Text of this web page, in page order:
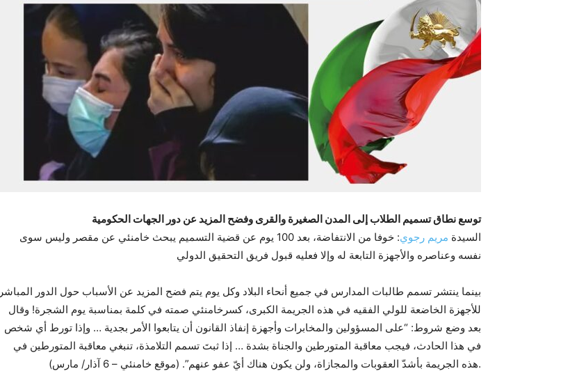
توسع نطاق تسميم الطلاب إلى المدن الصغيرة والقرى وفضح المزيد عن دور الجهات الحكومية
السيدة مريم رجوي
: خوفا من الانتفاضة، بعد 100 يوم عن قضية التسميم يبحث خامنئي عن مقصر وليس سوى
نفسه وعناصره والأجهزة التابعة له وإلا فعليه قبول فريق التحقيق الدولي
بينما ينتشر تسمم طالبات المدارس في جميع أنحاء البلاد وكل يوم يتم فضح المزيد عن الأسباب حول الدور المباشر
للأجهزة الخاضعة للولي الفقيه في هذه الجريمة الكبرى، كسرخامنئي صمته في كلمة بمناسبة يوم الشجرة! وقال
بعد وضع شروط: “على المسؤولين والمخابرات وأجهزة إنفاذ القانون أن يتابعوا الأمر بجدية … وإذا تورط أي شخص
في هذا الحادث، فيجب معاقبة المتورطين والجناة بشدة … إذا ثبتَ تسمم التلامذة، تنبغي معاقبة المتورطين في
هذه الجريمة بأشدّ العقوبات والمجازاة، ولن يكون هناك أيّ عفو عنهم”. (موقع خامنئي – 6 آذار/ مارس).